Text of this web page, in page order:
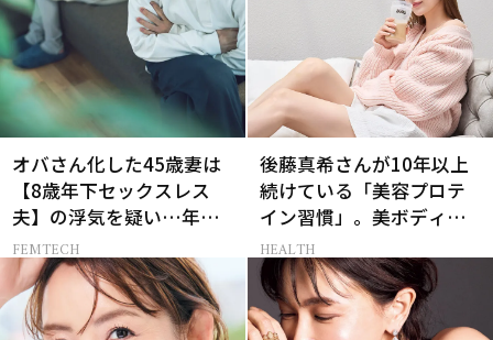
オバさん化した45歳妻は
【8歳年下セックスレス
夫】の浮気を疑い…年の
差婚の悲しい末路
FEMTECH
後藤真希さんが10年以上
続けている「美容プロテ
イン習慣」。美ボディを
支える朝ルーティンと
は？
HEALTH